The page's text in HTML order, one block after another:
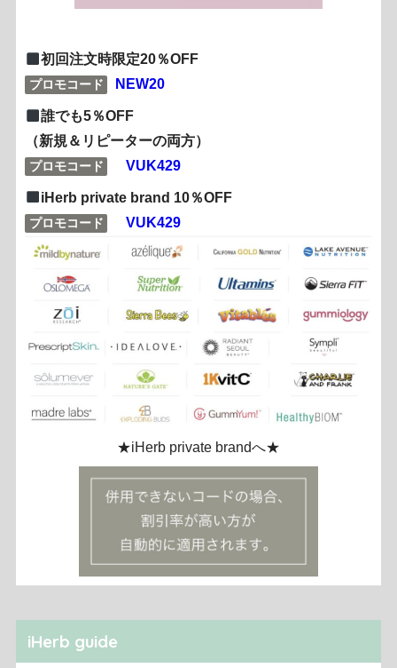
初回注文時限定20％OFF
プロモコード NEW20
誰でも5％OFF
（新規＆リピーターの両方）
プロモコード VUK429
iHerb private brand 10％OFF
プロモコード VUK429
★iHerb private brandへ★
iHerb guide